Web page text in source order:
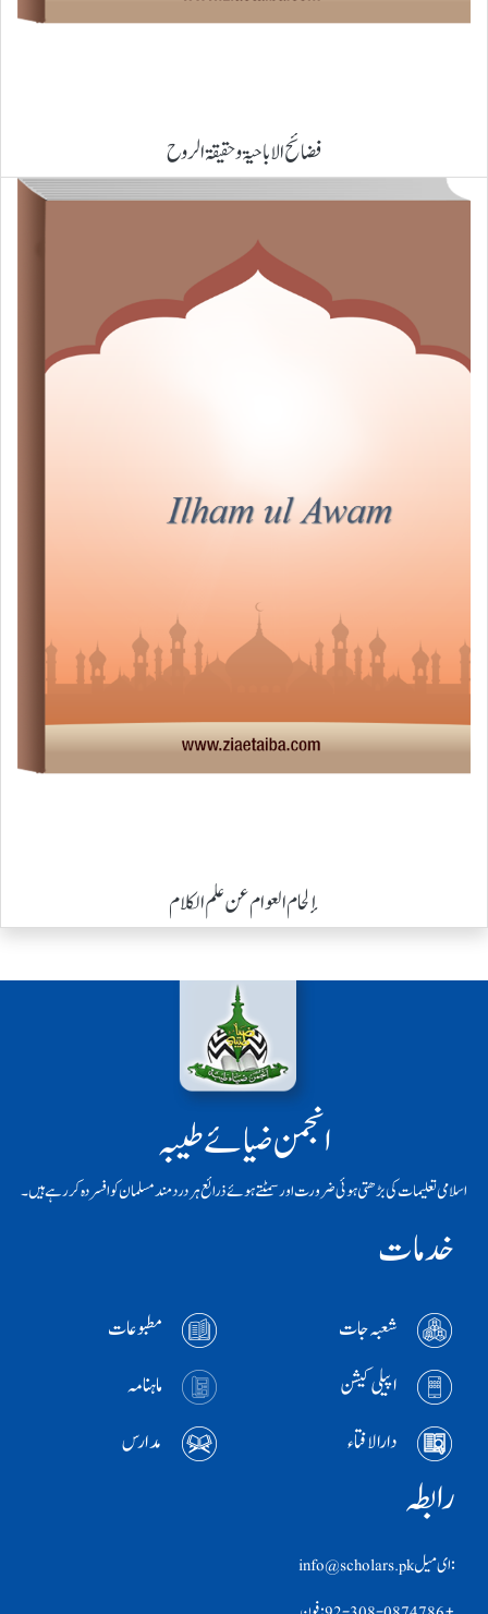
فضائح الاباحیۃ وحقیقۃ الروح
إلحام العوام عن علم الکلام
انجمن ضیائے طیبہ
اسلامی تعلیمات کی بڑھتی ہوئی ضرورت اور سمٹتے ہوئے ذرائع ہر دردمند مسلمان کو افسردہ کر رہے ہیں۔
خدمات
شعبہ جات
مطبوعات
اپیلی کیشن
ماہنامہ
دارالافتاء
مدارس
رابطہ
:ای ميل info@scholars.pk